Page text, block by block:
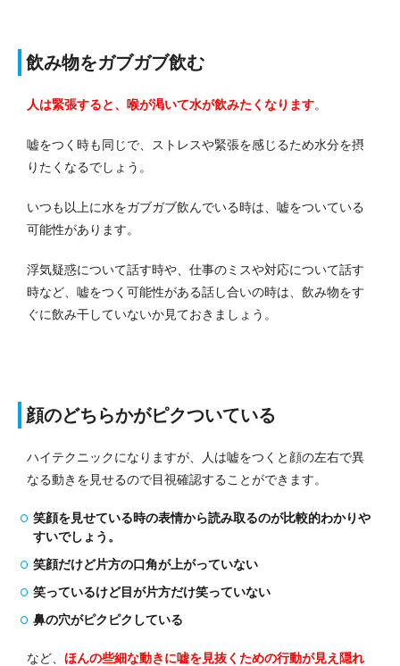
飲み物をガブガブ飲む
人は緊張すると、喉が渇いて水が飲みたくなります。
嘘をつく時も同じで、ストレスや緊張を感じるため水分を摂
りたくなるでしょう。
いつも以上に水をガブガブ飲んでいる時は、嘘をついている
可能性があります。
浮気疑惑について話す時や、仕事のミスや対応について話す
時など、嘘をつく可能性がある話し合いの時は、飲み物をす
ぐに飲み干していないか見ておきましょう。
顔のどちらかがピクついている
ハイテクニックになりますが、人は嘘をつくと顔の左右で異
なる動きを見せるので目視確認することができます。
笑顔を見せている時の表情から読み取るのが比較的わかりや
すいでしょう。
笑顔だけど片方の口角が上がっていない
笑っているけど目が片方だけ笑っていない
鼻の穴がピクピクしている
など、 ほんの些細な動きに嘘を見抜くための行動が見え隠れ